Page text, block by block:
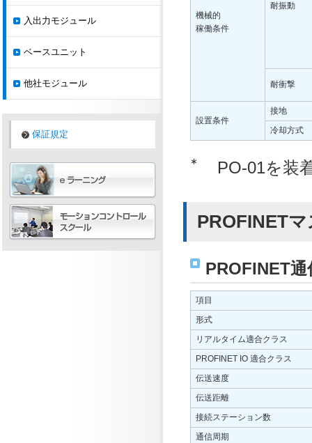
機械的
稼働条件
耐振動
耐衝撃
設置条件
接地
冷却方式
∗ PO-01を装
PROFINET
PROFINET通
項目
形式
リアルタイム適合クラス
PROFINET IO 適合クラス
伝送速度
伝送距離
接続ステーション数
通信周期
入出力モジュール
ベースユニット
他社モジュール
保証規定